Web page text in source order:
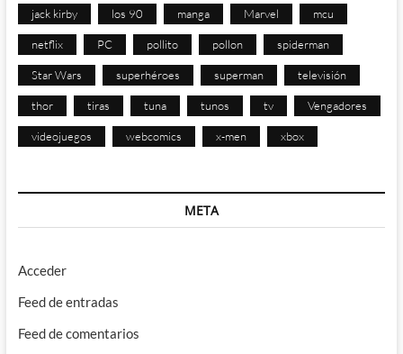
jack kirby los 90 manga Marvel mcu
netflix PC pollito pollon spiderman
Star Wars superhéroes superman televisión
thor tiras tuna tunos tv Vengadores
videojuegos webcomics x-men xbox
META
Acceder
Feed de entradas
Feed de comentarios